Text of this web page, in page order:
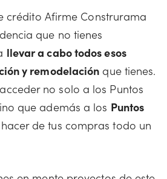
crédito Afirme Construrama
que no tienes
llevar a cabo todos esos
y remodelación que tienes.
no solo a los Puntos
que además a los Puntos
de tus compras todo un